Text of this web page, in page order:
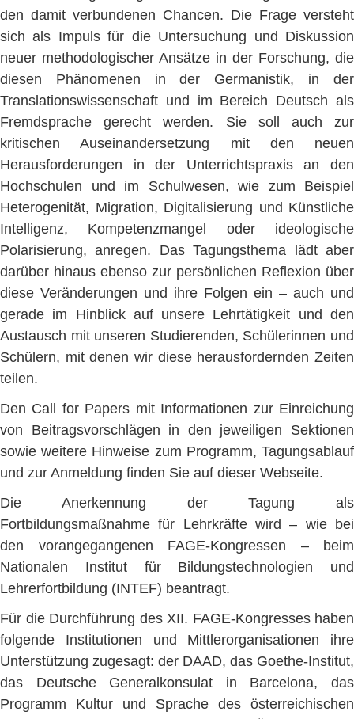
den damit verbundenen Chancen. Die Frage versteht
sich als Impuls für die Untersuchung und Diskussion
neuer methodologischer Ansätze in der Forschung, die
diesen Phänomenen in der Germanistik, in der
Translationswissenschaft und im Bereich Deutsch als
Fremdsprache gerecht werden. Sie soll auch zur
kritischen Auseinandersetzung mit den neuen
Herausforderungen in der Unterrichtspraxis an den
Hochschulen und im Schulwesen, wie zum Beispiel
Heterogenität, Migration, Digitalisierung und Künstliche
Intelligenz, Kompetenzmangel oder ideologische
Polarisierung, anregen. Das Tagungsthema lädt aber
darüber hinaus ebenso zur persönlichen Reflexion über
diese Veränderungen und ihre Folgen ein – auch und
gerade im Hinblick auf unsere Lehrtätigkeit und den
Austausch mit unseren Studierenden, Schülerinnen und
Schülern, mit denen wir diese herausfordernden Zeiten
teilen.
Den Call for Papers mit Informationen zur Einreichung
von Beitragsvorschlägen in den jeweiligen Sektionen
sowie weitere Hinweise zum Programm, Tagungsablauf
und zur Anmeldung finden Sie auf dieser Webseite.
Die Anerkennung der Tagung als
Fortbildungsmaßnahme für Lehrkräfte wird – wie bei
den vorangegangenen FAGE-Kongressen – beim
Nationalen Institut für Bildungstechnologien und
Lehrerfortbildung (INTEF) beantragt.
Für die Durchführung des XII. FAGE-Kongresses haben
folgende Institutionen und Mittlerorganisationen ihre
Unterstützung zugesagt: der DAAD, das Goethe-Institut,
das Deutsche Generalkonsulat in Barcelona, das
Programm Kultur und Sprache des österreichischen